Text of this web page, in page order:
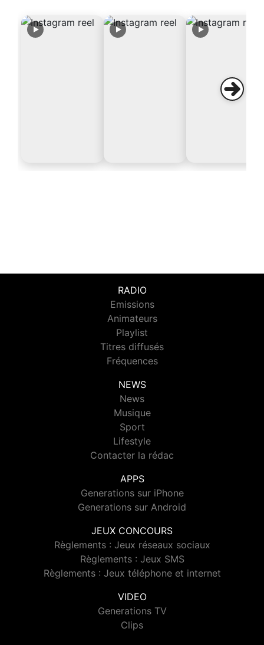
RADIO
Emissions
Animateurs
Playlist
Titres diffusés
Fréquences
NEWS
News
Musique
Sport
Lifestyle
Contacter la rédac
APPS
Generations sur iPhone
Generations sur Android
JEUX CONCOURS
Règlements : Jeux réseaux sociaux
Règlements : Jeux SMS
Règlements : Jeux téléphone et internet
VIDEO
Generations TV
Clips